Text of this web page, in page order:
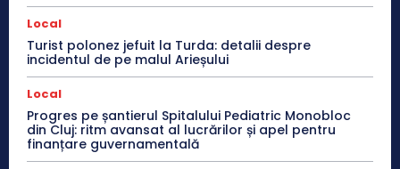
Local
Turist polonez jefuit la Turda: detalii despre
incidentul de pe malul Arieșului
Local
Progres pe șantierul Spitalului Pediatric Monobloc
din Cluj: ritm avansat al lucrărilor și apel pentru
finanțare guvernamentală